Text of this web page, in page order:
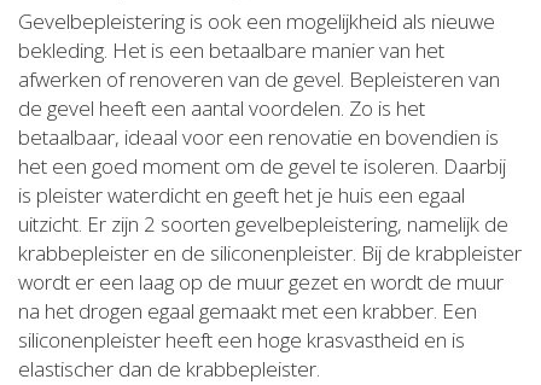
Gevelbepleistering is ook een mogelijkheid als nieuwe
bekleding. Het is een betaalbare manier van het
afwerken of renoveren van de gevel. Bepleisteren van
de gevel heeft een aantal voordelen. Zo is het
betaalbaar, ideaal voor een renovatie en bovendien is
het een goed moment om de gevel te isoleren. Daarbij
is pleister waterdicht en geeft het je huis een egaal
uitzicht. Er zijn 2 soorten gevelbepleistering, namelijk de
krabbepleister en de siliconenpleister. Bij de krabpleister
wordt er een laag op de muur gezet en wordt de muur
na het drogen egaal gemaakt met een krabber. Een
siliconenpleister heeft een hoge krasvastheid en is
elastischer dan de krabbepleister.